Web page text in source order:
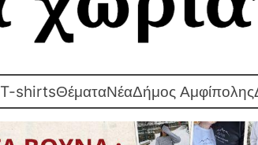
T-shirtsΘέματαΝέαΔήμος Αμφίπολης